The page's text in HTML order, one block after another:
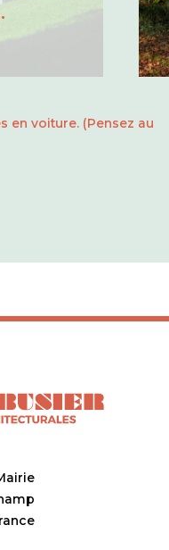
en voiture. (Pensez au